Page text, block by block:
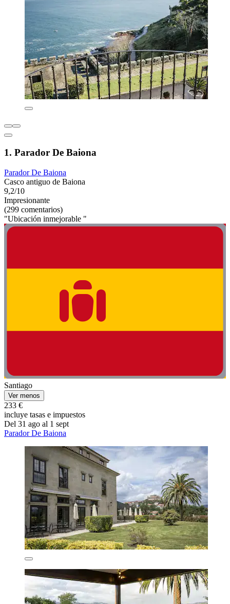
1. Parador De Baiona
Parador De Baiona
Casco antiguo de Baiona
9,2/10
Impresionante
(299 comentarios)
"Ubicación inmejorable "
Santiago
Ver menos
233 €
incluye tasas e impuestos
Del 31 ago al 1 sept
Parador De Baiona